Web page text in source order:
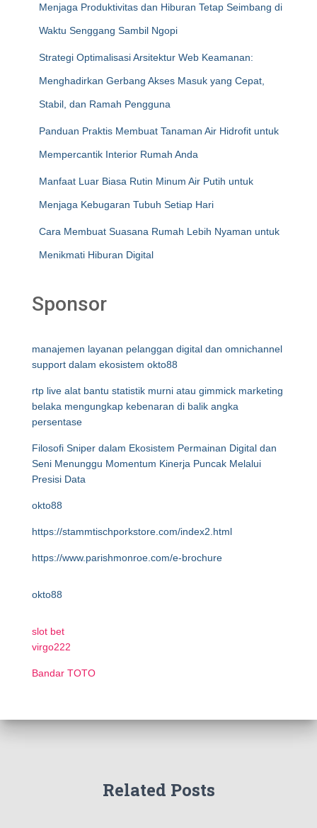
Menjaga Produktivitas dan Hiburan Tetap Seimbang di
Waktu Senggang Sambil Ngopi
Strategi Optimalisasi Arsitektur Web Keamanan:
Menghadirkan Gerbang Akses Masuk yang Cepat,
Stabil, dan Ramah Pengguna
Panduan Praktis Membuat Tanaman Air Hidrofit untuk
Mempercantik Interior Rumah Anda
Manfaat Luar Biasa Rutin Minum Air Putih untuk
Menjaga Kebugaran Tubuh Setiap Hari
Cara Membuat Suasana Rumah Lebih Nyaman untuk
Menikmati Hiburan Digital
Sponsor
manajemen layanan pelanggan digital dan omnichannel
support dalam ekosistem okto88
rtp live alat bantu statistik murni atau gimmick marketing
belaka mengungkap kebenaran di balik angka
persentase
Filosofi Sniper dalam Ekosistem Permainan Digital dan
Seni Menunggu Momentum Kinerja Puncak Melalui
Presisi Data
okto88
https://stammtischporkstore.com/index2.html
https://www.parishmonroe.com/e-brochure
okto88
slot bet
virgo222
Bandar TOTO
Related Posts